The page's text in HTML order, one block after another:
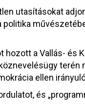
utasításokat
hozott a Vallás- és
ellen
és